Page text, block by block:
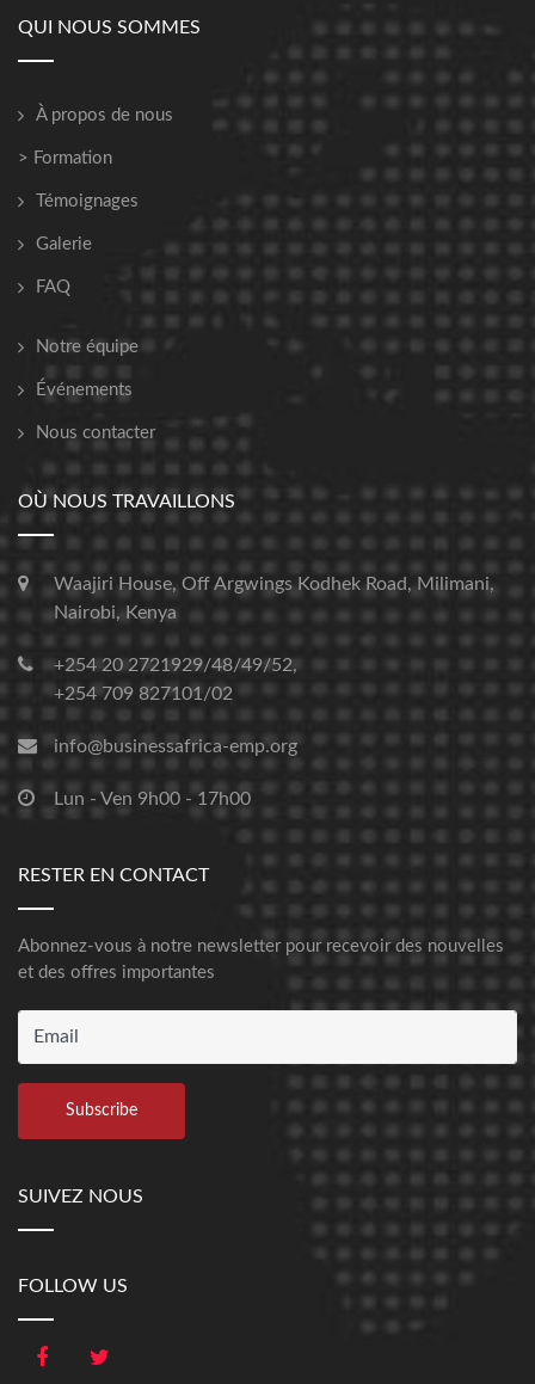
QUI NOUS SOMMES
À propos de nous
> Formation
Témoignages
Galerie
FAQ
Notre équipe
Événements
Nous contacter
OÙ NOUS TRAVAILLONS
Waajiri House, Off Argwings Kodhek Road, Milimani,
Nairobi, Kenya
+254 20 2721929/48/49/52,
+254 709 827101/02
info@businessafrica-emp.org
Lun - Ven 9h00 - 17h00
RESTER EN CONTACT
Abonnez-vous à notre newsletter pour recevoir des nouvelles
et des offres importantes
SUIVEZ NOUS
FOLLOW US